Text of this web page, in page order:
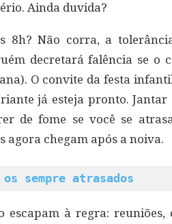
Ainda duvida?
8h? Não corra, a
decretará falência se o
O convite da festa
já esteja pronto. Jantar
de fome se você se
agora chegam após a noiva.
sempre atrasados
escapam à regra: reuniões,